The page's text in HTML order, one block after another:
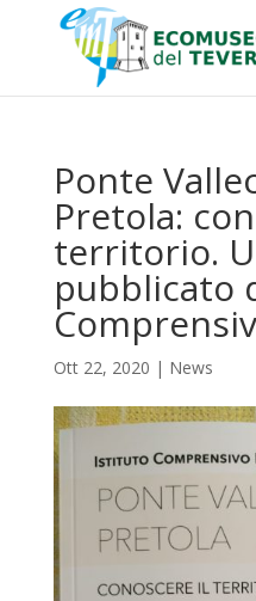
Ponte
Pretola:
territorio.
pubblicato
Ott 22, 2020 | News